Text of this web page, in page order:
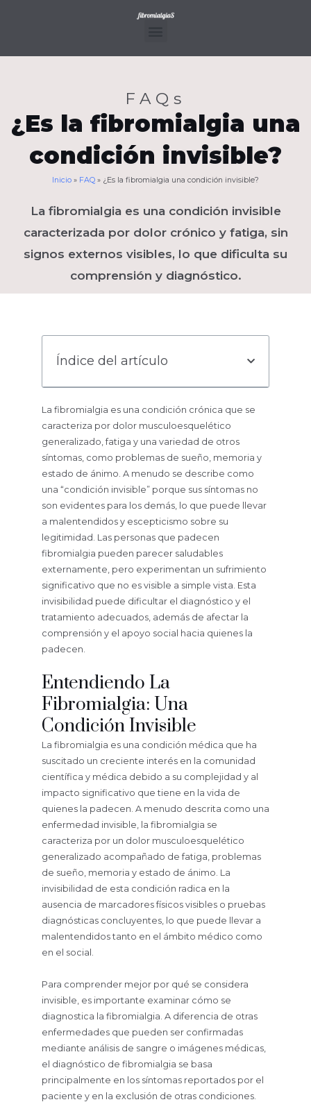
FAQs
¿Es la fibromialgia una
condición invisible?
Inicio » FAQ » ¿Es la fibromialgia una condición invisible?
La fibromialgia es una condición invisible
caracterizada por dolor crónico y fatiga, sin
signos externos visibles, lo que dificulta su
comprensión y diagnóstico.
Índice del artículo
La fibromialgia es una condición crónica que se
caracteriza por dolor musculoesquelético
generalizado, fatiga y una variedad de otros
síntomas, como problemas de sueño, memoria y
estado de ánimo. A menudo se describe como
una “condición invisible” porque sus síntomas no
son evidentes para los demás, lo que puede llevar
a malentendidos y escepticismo sobre su
legitimidad. Las personas que padecen
fibromialgia pueden parecer saludables
externamente, pero experimentan un sufrimiento
significativo que no es visible a simple vista. Esta
invisibilidad puede dificultar el diagnóstico y el
tratamiento adecuados, además de afectar la
comprensión y el apoyo social hacia quienes la
padecen.
Entendiendo La
Fibromialgia: Una
Condición Invisible
La fibromialgia es una condición médica que ha
suscitado un creciente interés en la comunidad
científica y médica debido a su complejidad y al
impacto significativo que tiene en la vida de
quienes la padecen. A menudo descrita como una
enfermedad invisible, la fibromialgia se
caracteriza por un dolor musculoesquelético
generalizado acompañado de fatiga, problemas
de sueño, memoria y estado de ánimo. La
invisibilidad de esta condición radica en la
ausencia de marcadores físicos visibles o pruebas
diagnósticas concluyentes, lo que puede llevar a
malentendidos tanto en el ámbito médico como
en el social.
Para comprender mejor por qué se considera
invisible, es importante examinar cómo se
diagnostica la fibromialgia. A diferencia de otras
enfermedades que pueden ser confirmadas
mediante análisis de sangre o imágenes médicas,
el diagnóstico de fibromialgia se basa
principalmente en los síntomas reportados por el
paciente y en la exclusión de otras condiciones.